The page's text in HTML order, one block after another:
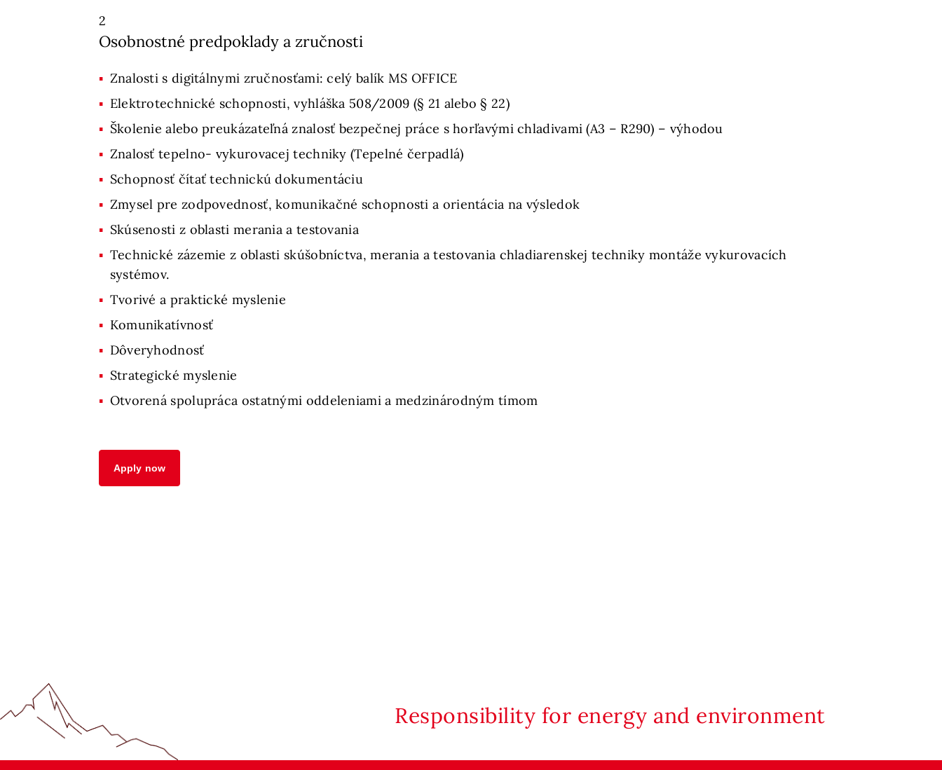
2
Osobnostné predpoklady a zručnosti
Znalosti s digitálnymi zručnosťami: celý balík MS OFFICE
Elektrotechnické schopnosti, vyhláška 508/2009 (§ 21 alebo § 22)
Školenie alebo preukázateľná znalosť bezpečnej práce s horľavými chladivami (A3 – R290) – výhodou
Znalosť tepelno- vykurovacej techniky (Tepelné čerpadlá)
Schopnosť čítať technickú dokumentáciu
Zmysel pre zodpovednosť, komunikačné schopnosti a orientácia na výsledok
Skúsenosti z oblasti merania a testovania
Technické zázemie z oblasti skúšobníctva, merania a testovania chladiarenskej techniky montáže vykurovacích
systémov.
Tvorivé a praktické myslenie
Komunikatívnosť
Dôveryhodnosť
Strategické myslenie
Otvorená spolupráca ostatnými oddeleniami a medzinárodným tímom
Apply now
Responsibility for energy and environment